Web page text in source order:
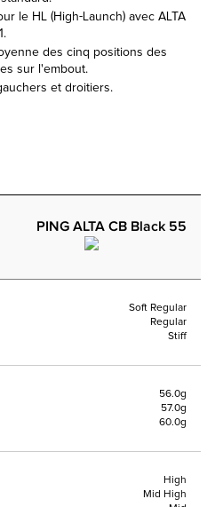
le HL (High-Launch) avec ALTA
des cinq positions des
sur l'embout.
et droitiers.
PING ALTA CB Black 55
Soft Regular
Regular
Stiff
56.0g
57.0g
60.0g
High
Mid High